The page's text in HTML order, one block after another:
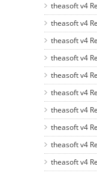
theasoft v4
theasoft v4
theasoft v4
theasoft v4
theasoft v4
theasoft v4
theasoft v4
theasoft v4
theasoft v4
theasoft v4